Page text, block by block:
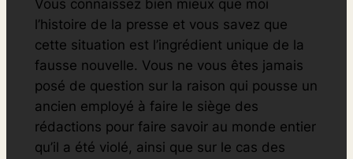
Vous connaissez bien mieux que moi
l’histoire de la presse et vous savez que
cette situation est l’ingrédient unique de la
fausse nouvelle. Vous ne vous êtes jamais
posé de question sur la raison qui pousse un
ancien employé à faire le siège des
rédactions pour faire savoir au monde entier
qu’il a été violé, ainsi que sur le cas des